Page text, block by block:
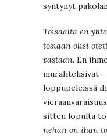
syntynyt
Toisaalta en
tosiaan olisi
vastaan. En
murahtelisivat
loppupeleissä
sitten lopulta
nehän on ihan